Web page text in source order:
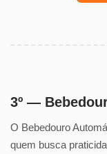
3º —
O Bebedouro
quem busca